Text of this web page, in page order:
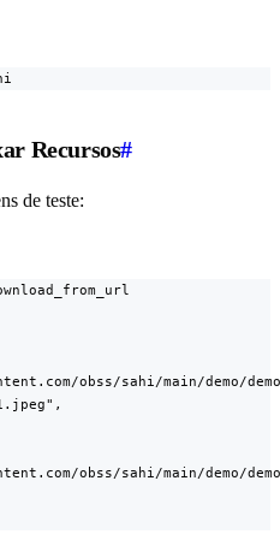
Recursos#
de teste:
obss/sahi/main/demo/
obss/sahi/main/demo/